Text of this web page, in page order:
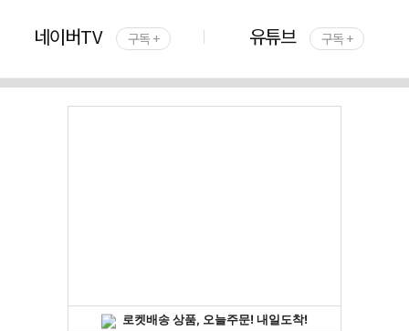
네이버TV 구독 + 유튜브 구독 +